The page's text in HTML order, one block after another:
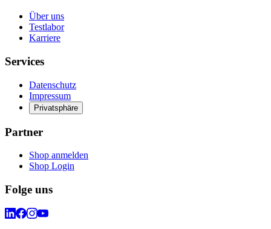
Über uns
Testlabor
Karriere
Services
Datenschutz
Impressum
Privatsphäre
Partner
Shop anmelden
Shop Login
Folge uns